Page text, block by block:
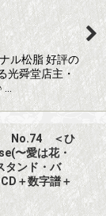
ル松脂 好評の
光舜堂店主・
…
No.74 ＜ひ
〜愛は花・
ンド・バ
＋数字譜＋